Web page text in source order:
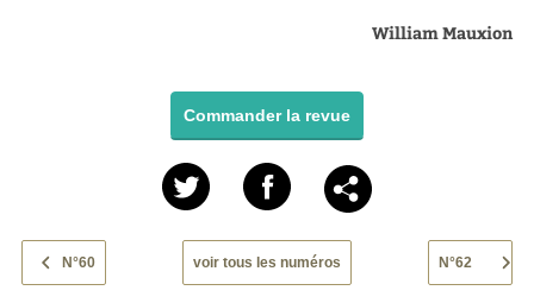
William Mauxion
Commander la revue
N°60 voir tous les numéros N°62